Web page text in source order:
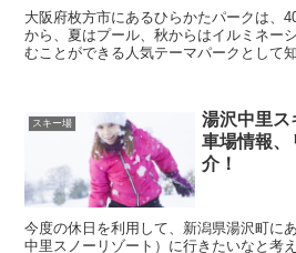
大阪府枚方市にあるひらかたパークは、
から、夏はプール、秋からはイルミネー
むことができる人気テーマパークとして知られ
スキー場
湯沢中里ス
車場情報、
介！
今度の休日を利用して、新潟県湯沢町に
中里スノーリゾート）に行きたいなと考